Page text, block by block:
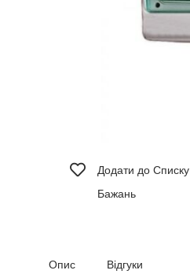
Додати до Списку
Бажань
Опис Відгуки